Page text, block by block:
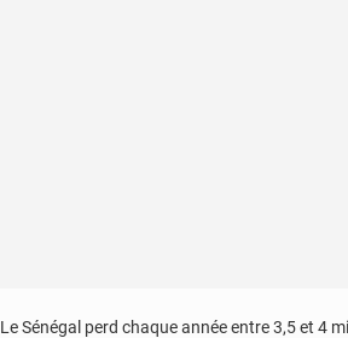
Le Sénégal perd chaque année entre 3,5 et 4